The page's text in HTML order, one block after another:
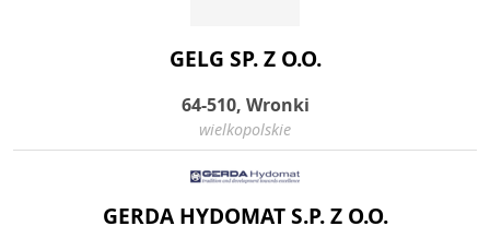
GELG SP. Z O.O.
64-510, Wronki
wielkopolskie
GERDA HYDOMAT S.P. Z O.O.